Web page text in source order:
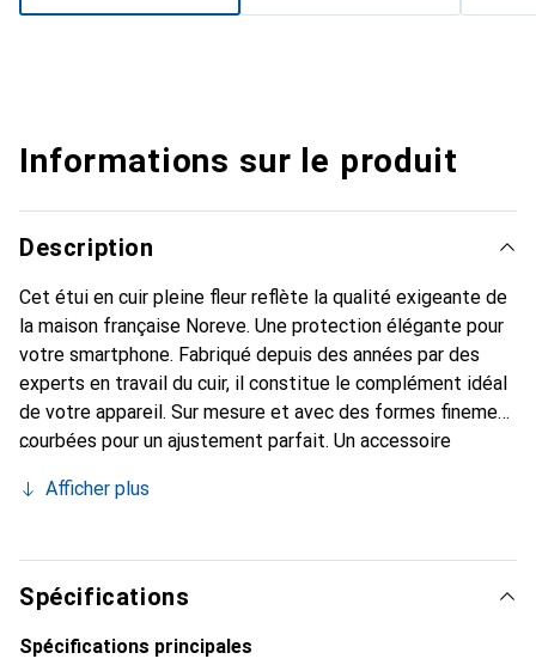
#15458a)
Informations sur le produit
Description
Cet étui en cuir pleine fleur reflète la qualité exigeante de
la maison française Noreve. Une protection élégante pour
votre smartphone. Fabriqué depuis des années par des
experts en travail du cuir, il constitue le complément idéal
de votre appareil. Sur mesure et avec des formes finement
courbées pour un ajustement parfait. Un accessoire
marque Noreve est reconnue internationalement pour ses
choix pour le client exigeant.
Afficher plus
Spécifications
Spécifications principales